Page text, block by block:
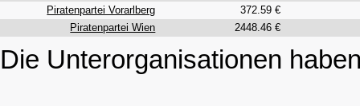
Piratenpartei Vorarlberg
372.59 €
Piratenpartei Wien
2448.46 €
Die Unterorganisationen